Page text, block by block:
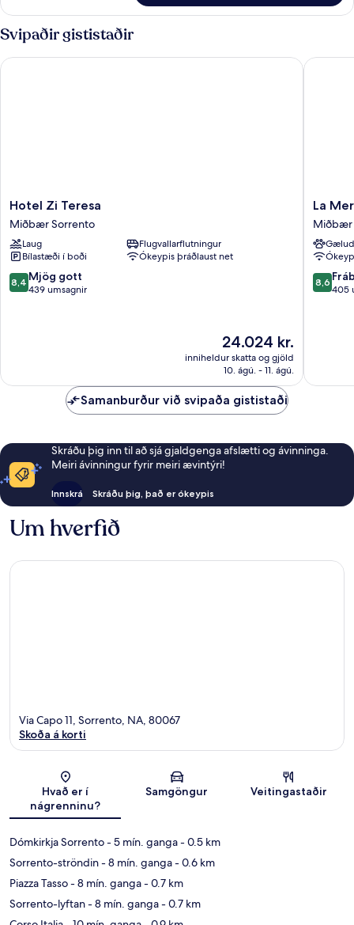
Svipaðir gististaðir
Hotel
Zi
Teresa
Miðbær
Sorrento
Hotel Zi Teresa
Miðbær Sorrento
Laug
Flugvallarflutningur
Bílastæði í boði
Ókeypis þráðlaust net
8.4
af
8,4 Mjög gott
439 umsagnir
Verðið
24.024 kr.
24.024 kr.
inniheldur skatta og gjöld
10. ágú. - 11. ágú.
Hotel Zi Teresa
La
Miðbær
La
Miðbær
8.6
af
8,6
405
La
Samanburður við svipaða gististaði
Skráðu þig inn til að sjá gjaldgenga afslætti og ávinninga.
Meiri ávinningur fyrir meiri ævintýri!
Innskrá Skráðu þig, það er ókeypis
Um hverfið
Kort
Via Capo 11, Sorrento, NA, 80067
Skoða á korti
Hvað er í
nágrenninu?
Samgöngur Veitingastaðir
Dómkirkja Sorrento- 5 mín. ganga- 0.5 km
Sorrento-ströndin- 8 mín. ganga- 0.6 km
Piazza Tasso- 8 mín. ganga- 0.7 km
Sorrento-lyftan- 8 mín. ganga- 0.7 km